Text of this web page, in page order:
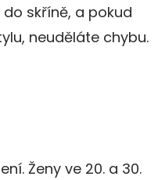
skříně, a pokud
neuděláte chybu.
Ženy ve 20. a 30.